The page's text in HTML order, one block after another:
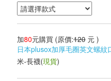
加80元購買 (原價:120 元 )
日本plusox加厚毛圈英文螺紋
米-長襪(現貨)